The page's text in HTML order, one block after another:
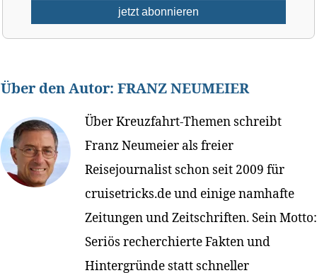
Über den Autor: FRANZ NEUMEIER
Über Kreuzfahrt-Themen schreibt
Franz Neumeier als freier
Reisejournalist schon seit 2009 für
cruisetricks.de und einige namhafte
Zeitungen und Zeitschriften. Sein Motto:
Seriös recherchierte Fakten und
Hintergründe statt schneller